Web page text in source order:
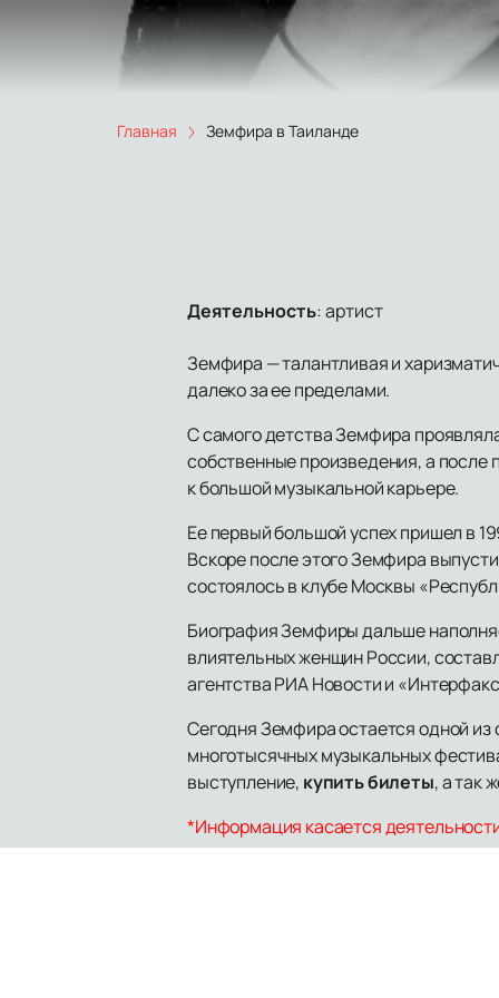
Главная Земфира в Таиланде
Деятельность:артист
Земфира — талантливая и
далеко за ее пределами.
С самого детства Земфира
собственные произведения, а после
к большой музыкальной карьере.
Ее первый большой успех пришел в
Вскоре после этого Земфира
состоялось в клубе Москвы
Биография Земфиры дальше
влиятельных женщин России,
агентства РИА Новости и
Сегодня Земфира остается одной из
многотысячных музыкальных
выступление, купить билеты, а так
*Информация касается